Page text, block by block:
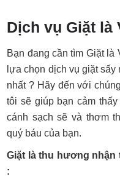
Dịch vụ Giặt là
Bạn đang cần tìm Giặt là
lựa chọn dịch vụ giặt
nhất ? Hãy đến với
tôi sẽ giúp bạn cảm
cánh sạch sẽ và thơm
quý báu của bạn.
Giặt là thu hương nhận
: